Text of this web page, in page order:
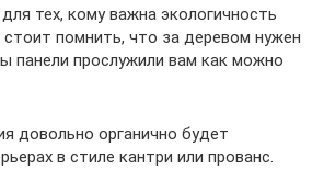
тех, кому важна экологичность
стоит помнить, что за деревом нужен
панели прослужили вам как можно
довольно органично будет
в стиле кантри или прованс.